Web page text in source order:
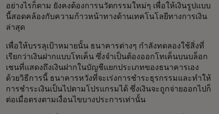
อย่างไรก็ตาม ยังคงต้องการนวัตกรรมใหม่ๆ เพื่อให้เงินรูปแบบ
นี้สอดคล้องกับความก้าวหน้าทางด้านเทคโนโลยีทางการเงิน
ล่าสุด
เพื่อให้บรรลุเป้าหมายนั้น ธนาคารต่างๆ กำลังทดลองใช้สิ่งที่
เรียกว่าเงินฝากแบบโทเค็น ซึ่งจำเป็นต้องออกโทเค็นบนบล็อก
เชนที่แสดงถึงเงินฝากในบัญชีแยกประเภทของธนาคารเอง
ด้วยวิธีการนี้ ธนาคารหวังที่จะเร่งการชำระธุรกรรมและทำให้
การชำระเงินเป็นไปตามโปรแกรมได้ ซึ่งเงินจะถูกจ่ายออกไปก็
ต่อเมื่อตรงตามเงื่อนไขบางประการเท่านั้น